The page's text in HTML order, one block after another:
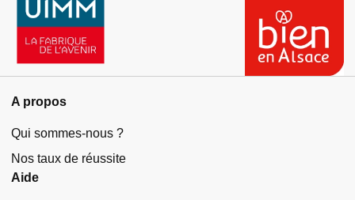
A propos
Qui sommes-nous ?
Nos taux de réussite
Aide